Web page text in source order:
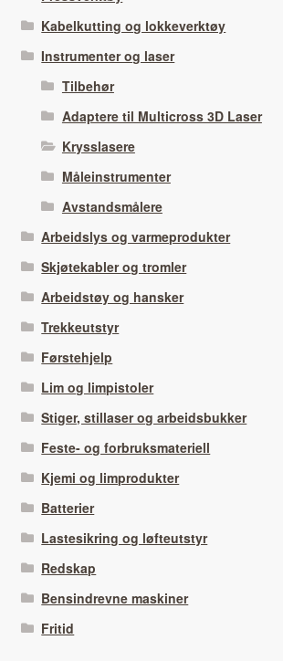
Kabelkutting og lokkeverktøy
Instrumenter og laser
Tilbehør
Adaptere til Multicross 3D Laser
Krysslasere
Måleinstrumenter
Avstandsmålere
Arbeidslys og varmeprodukter
Skjøtekabler og tromler
Arbeidstøy og hansker
Trekkeutstyr
Førstehjelp
Lim og limpistoler
Stiger, stillaser og arbeidsbukker
Feste- og forbruksmateriell
Kjemi og limprodukter
Batterier
Lastesikring og løfteutstyr
Redskap
Bensindrevne maskiner
Fritid